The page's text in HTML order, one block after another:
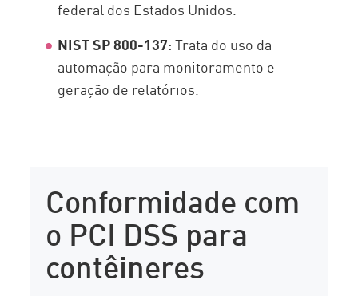
federal dos Estados Unidos.
NIST SP 800-137: Trata do uso da
automação para monitoramento e
geração de relatórios.
Conformidade com
o PCI DSS para
contêineres